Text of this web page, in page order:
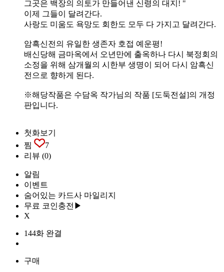
그곳은 백장의 의토가 만들어낸 신령의 대지! "
이제 그들이 달려간다.
사랑도 미움도 욕망도 회한도 모두 다 가지고 달려간다.
암흑신전의 유일한 생존자 호접 예운평!
배신당해 금마옥에서 오년만에 출옥하나 다시 북정회의
소정을 위해 삼개월의 시한부 생명이 되어 다시 암흑신
전으로 향하게 된다.
※해당작품은 수담옥 작가님의 작품 [도둑전설]의 개정
판입니다.
첫화보기
찜
7
리뷰 (0)
알림
이벤트
숨어있는 카드사 마일리지
무료 코인충전▶
X
144화 완결
구매